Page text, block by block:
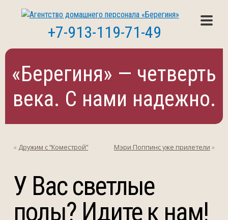
+7-913-119-71-49
«Берегиня» — четверть
века. С нами надежно.
« Дружим с “Коместрой” Мэри Поппинс уже прилетели »
У Вас светлые
полы? Идите к нам!